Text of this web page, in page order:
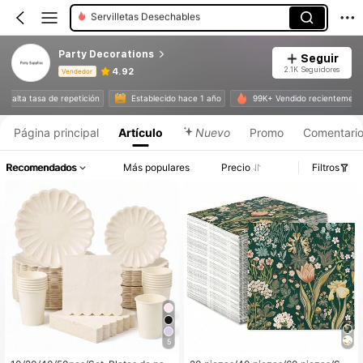
Platos De Fiesta
Adornos Colgantes Decorativos
Soportes
Estandartes Y Banderines
Fondos De Fiesta
Party Decorations
Vendedor 4.92
Seguir
2.1K Seguidores
con alta tasa de repetición Establecido hace 1 año 99K+ Vendido Información del producto: Divulgación de precios, detalles de ventas y existencias.
Página principal Artículo Nuevo Promo
Recomendados Más populares Precio Filtros
5